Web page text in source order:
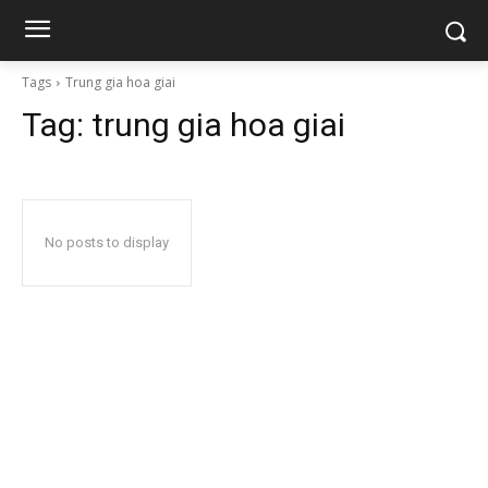
Tags Trung gia hoa giai
Tag: trung gia hoa giai
No posts to display